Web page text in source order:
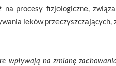
procesy fizjologiczne,
leków przeczyszczających,
wpływają na zmianę